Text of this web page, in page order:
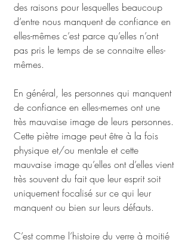
des raisons pour lesquelles beaucoup
d’entre nous manquent de confiance en
elles-mêmes c’est parce qu’elles n’ont
pas pris le temps de se connaitre elles-
mêmes.
En général, les personnes qui manquent
de confiance en elles-memes ont une
très mauvaise image de leurs personnes.
Cette piètre image peut être à la fois
physique et/ou mentale et cette
mauvaise image qu’elles ont d’elles vient
très souvent du fait que leur esprit soit
uniquement focalisé sur ce qui leur
manquent ou bien sur leurs défauts.
C’est comme l’histoire du verre à moitié